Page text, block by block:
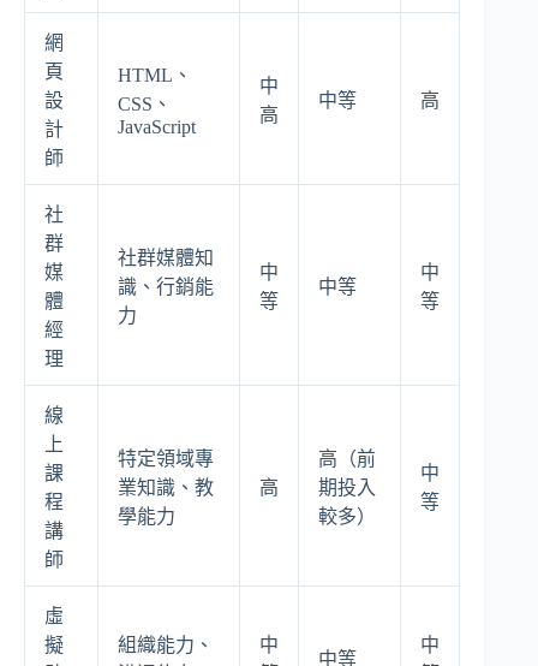
網
頁
設
計
師
HTML、
CSS、
JavaScript
中
高
中等 高
社
群
媒
體
經
理
社群媒體知
識、行銷能
力
中
等
中等
中
等
線
上
課
程
講
師
特定領域專
業知識、教
學能力
高
高（前
期投入
較多）
中
等
虛
擬
組織能力、
中
中等
中